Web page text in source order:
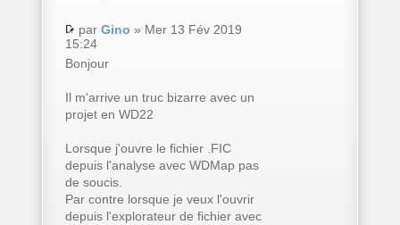
par Gino » Mer 13 Fév 2019
15:24
Bonjour
Il m'arrive un truc bizarre avec un
projet en WD22
Lorsque j'ouvre le fichier .FIC
depuis l'analyse avec WDMap pas
de soucis.
Par contre lorsque je veux l'ouvrir
depuis l'explorateur de fichier avec